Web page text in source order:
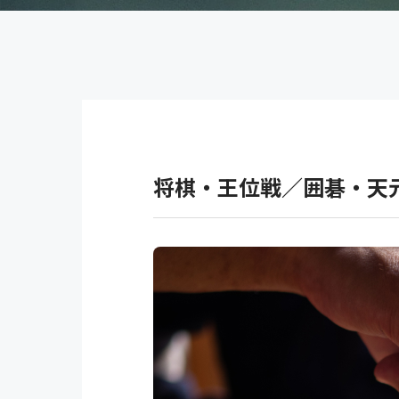
将棋・王位戦／囲碁・天